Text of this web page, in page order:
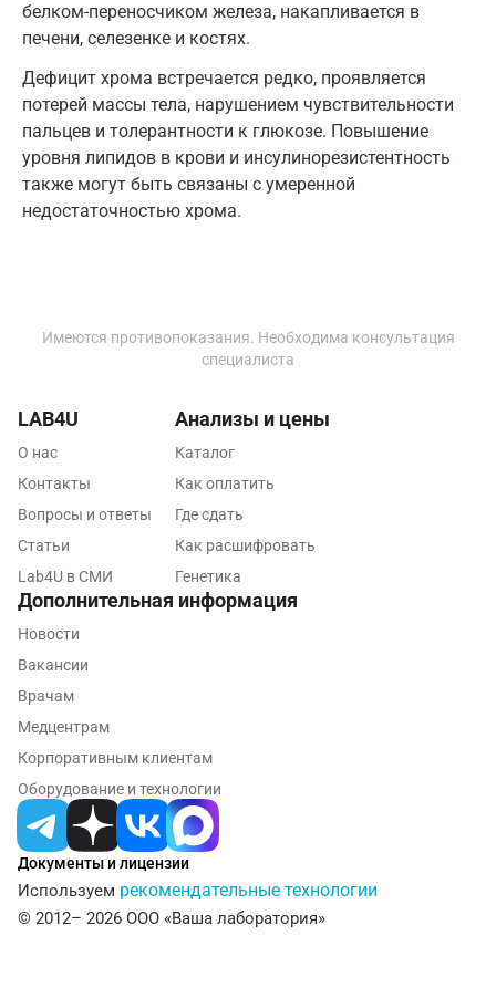
белком-переносчиком железа, накапливается в
печени, селезенке и костях.
Дефицит хрома встречается редко, проявляется
потерей массы тела, нарушением чувствительности
пальцев и толерантности к глюкозе. Повышение
уровня липидов в крови и инсулинорезистентность
также могут быть связаны с умеренной
недостаточностью хрома.
Зеленоград
Ивантеевка
Истра
Королев
Котельники
Краснодар
Курск
Лабинск
Липецк
Люберцы
Имеются противопоказания. Необходима консультация
специалиста
Документы и лицензии
Используем рекомендательные технологии
© 2012– 2026 ООО «Ваша лаборатория»
LAB4U
О нас
Контакты
Вопросы и ответы
Статьи
Lab4U в СМИ
Анализы и цены
Каталог
Как оплатить
Где сдать
Как расшифровать
Генетика
Дополнительная информация
Новости
Вакансии
Врачам
Медцентрам
Корпоративным клиентам
Оборудование и технологии